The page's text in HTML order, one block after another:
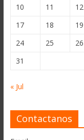
10
11 12
17
18 19
24
25 26
31
« Jul
Contactanos